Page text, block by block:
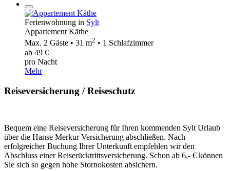
Ferienwohnung in Sylt
Appartement Käthe
Max. 2 Gäste • 31 m2 • 1 Schlafzimmer
ab 49 €
pro Nacht
Mehr
Reiseversicherung / Reiseschutz
Bequem eine Reiseversicherung für Ihren kommenden Sylt Urlaub
über die Hanse Merkur Versicherung abschließen. Nach
erfolgreicher Buchung Ihrer Unterkunft empfehlen wir den
Abschluss einer Reiserücktrittsversicherung. Schon ab 6,- € können
Sie sich so gegen hohe Stornokosten absichern.